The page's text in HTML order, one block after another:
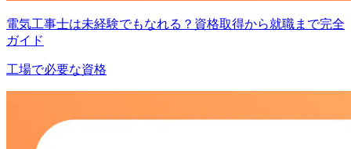
電気工事士は未経験でもなれる？資格取得から就職まで完全
ガイド
工場で必要な資格